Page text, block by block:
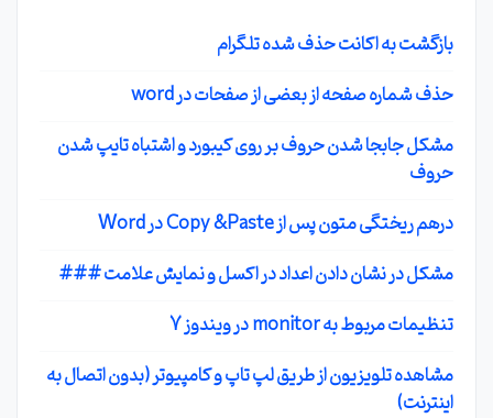
بازگشت به اکانت حذف شده تلگرام
حذف شماره صفحه از بعضی از صفحات در word
مشکل جابجا شدن حروف بر روی کیبورد و اشتباه تایپ شدن
حروف
درهم ریختگی متون پس از Copy &Paste در Word
مشکل در نشان دادن اعداد در اکسل و نمایش علامت ###
تنظیمات مربوط به monitor در ویندوز 7
مشاهده تلویزیون از طریق لپ تاپ و کامپیوتر (بدون اتصال به
اینترنت)